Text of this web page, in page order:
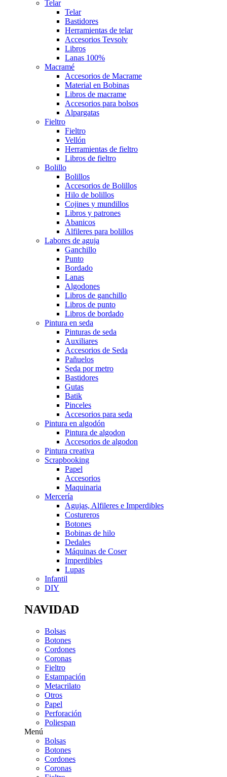
Telar
Telar
Bastidores
Herramientas de telar
Accesorios Tevsolv
Libros
Lanas 100%
Macramé
Accesorios de Macrame
Material en Bobinas
Libros de macrame
Accesorios para bolsos
Alpargatas
Fieltro
Fieltro
Vellón
Herramientas de fieltro
Libros de fieltro
Bolillo
Bolillos
Accesorios de Bolillos
Hilo de bolillos
Cojines y mundillos
Libros y patrones
Abanicos
Alfileres para bolillos
Labores de aguja
Ganchillo
Punto
Bordado
Lanas
Algodones
Libros de ganchillo
Libros de punto
Libros de bordado
Pintura en seda
Pinturas de seda
Auxiliares
Accesorios de Seda
Pañuelos
Seda por metro
Bastidores
Gutas
Batik
Pinceles
Accesorios para seda
Pintura en algodón
Pintura de algodon
Accesorios de algodon
Pintura creativa
Scrapbooking
Papel
Accesorios
Maquinaria
Mercería
Agujas, Alfileres e Imperdibles
Costureros
Botones
Bobinas de hilo
Dedales
Máquinas de Coser
Imperdibles
Lupas
Infantil
DIY
NAVIDAD
Bolsas
Botones
Cordones
Coronas
Fieltro
Estampación
Metacrilato
Otros
Papel
Perforación
Poliespan
Menú
Bolsas
Botones
Cordones
Coronas